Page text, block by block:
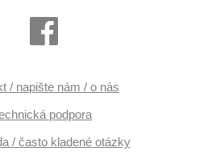
/ napište nám / o nás
podpora
/ často kladené otázky